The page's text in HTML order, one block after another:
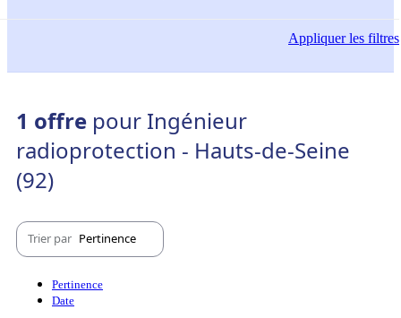
Appliquerles filtres
1 offre pour Ingénieur
radioprotection - Hauts-de-Seine
(92)
Trier par Pertinence
Pertinence
Date